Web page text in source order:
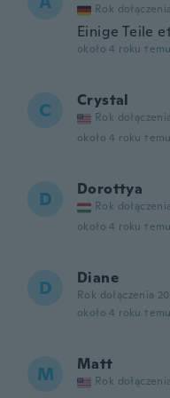
Rok
Einige Teile
około 4 roku temu
C Crystal
Rok
około 4 roku temu
D Dorottya
Rok
około 4 roku temu
D Diane
Rok dołączenia
około 4 roku temu
M Matt
Rok